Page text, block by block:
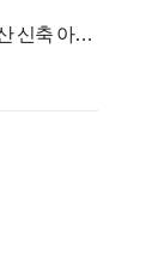
신축 아파